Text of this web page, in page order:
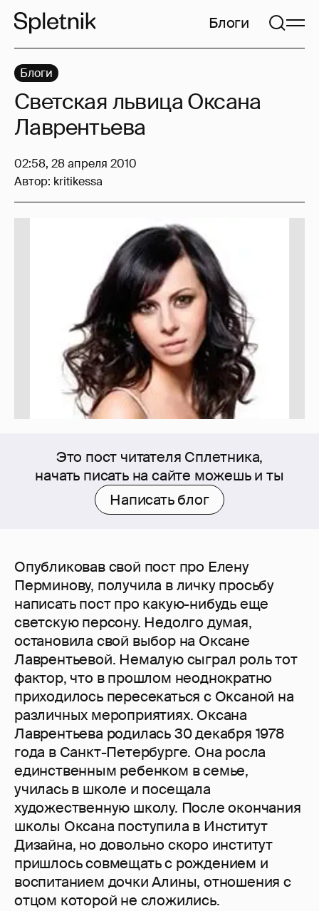
Блоги
Это пост читателя Сплетника,
начать писать на сайте можешь и ты
Написать блог
Опубликовав свой пост про Елену
Перминову, получила в личку просьбу
написать пост про какую-нибудь еще
светскую персону. Недолго думая,
остановила свой выбор на Оксане
Лаврентьевой. Немалую сыграл роль тот
фактор, что в прошлом неоднократно
приходилось пересекаться с Оксаной на
различных мероприятиях. Оксана
Лаврентьева родилась 30 декабря 1978
года в Санкт-Петербурге. Она росла
единственным ребенком в семье,
училась в школе и посещала
художественную школу. После окончания
школы Оксана поступила в Институт
Дизайна, но довольно скоро институт
пришлось совмещать с рождением и
воспитанием дочки Алины, отношения с
отцом которой не сложились.
Блоги
Светская львица Оксана
Лаврентьева
02:58, 28 апреля 2010
Автор: kritikessa